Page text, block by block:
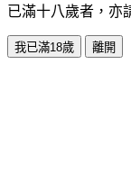
已滿十八歲者，亦
我已滿18歲 離開